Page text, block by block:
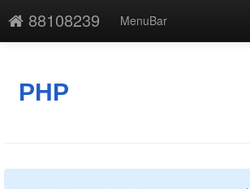
88108239
MenuBar
添付
PHP